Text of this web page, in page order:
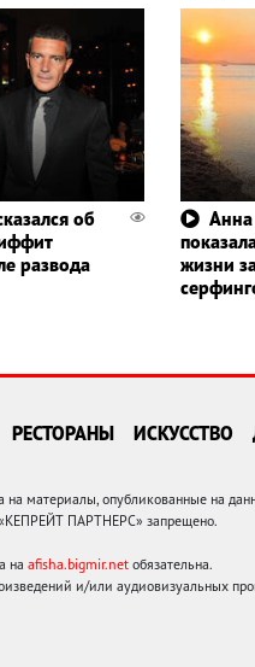
об
развода
Анна
жизни
РЕСТОРАНЫ ИСКУССТВО
материалы, опубликованные на
«КЕПРЕЙТ ПАРТНЕРС» запрещено.
на afisha.bigmir.net обязательна.
и/или аудиовизуальных